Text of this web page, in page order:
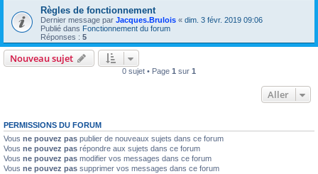
Règles de fonctionnement
Dernier message par Jacques.Brulois « dim. 3 févr. 2019 09:06
Publié dans Fonctionnement du forum
Réponses : 5
Nouveau sujet
0 sujet • Page 1 sur 1
Aller
PERMISSIONS DU FORUM
Vous ne pouvez pas publier de nouveaux sujets dans ce forum
Vous ne pouvez pas répondre aux sujets dans ce forum
Vous ne pouvez pas modifier vos messages dans ce forum
Vous ne pouvez pas supprimer vos messages dans ce forum